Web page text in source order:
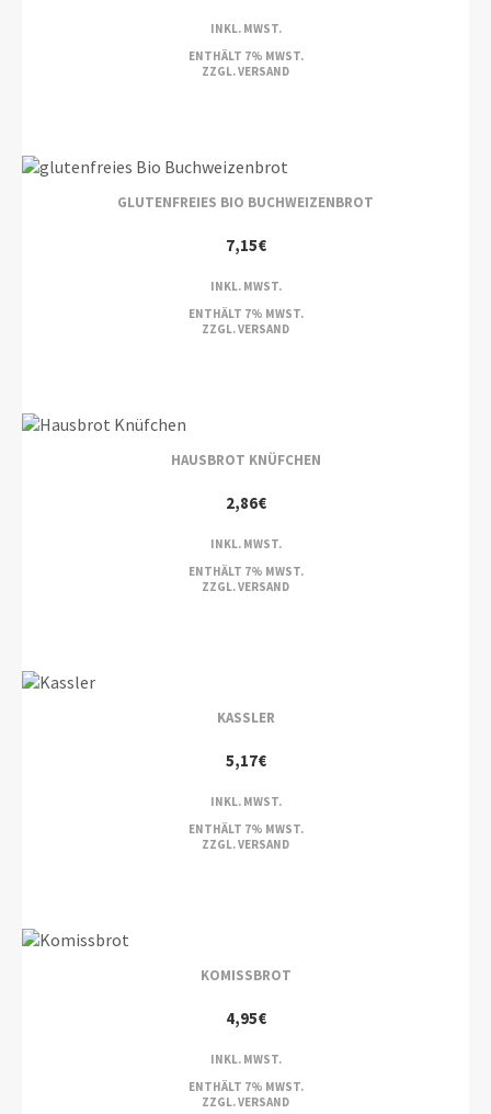
INKL. MWST.
ENTHÄLT 7% MWST.
ZZGL.VERSAND
GLUTENFREIES BIO BUCHWEIZENBROT
7,15€
INKL. MWST.
ENTHÄLT 7% MWST.
ZZGL.VERSAND
HAUSBROT KNÜFCHEN
2,86€
INKL. MWST.
ENTHÄLT 7% MWST.
ZZGL.VERSAND
KASSLER
5,17€
INKL. MWST.
ENTHÄLT 7% MWST.
ZZGL.VERSAND
KOMISSBROT
4,95€
INKL. MWST.
ENTHÄLT 7% MWST.
ZZGL.VERSAND